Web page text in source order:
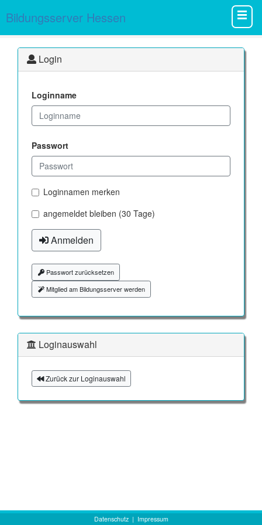
Bildungsserver Hessen
Login
Loginname
Passwort
Loginnamen merken
angemeldet bleiben (30 Tage)
Anmelden
Passwort zurücksetzen
Mitglied am Bildungsserver werden
Loginauswahl
Zurück zur Loginauswahl
Datenschutz| Impressum